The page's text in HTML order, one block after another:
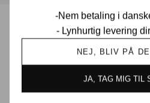
-Nem betaling i
- Lynhurtig levering
NEJ, BLIV PÅ
JA, TAG MIG TIL
Prisgaranti i